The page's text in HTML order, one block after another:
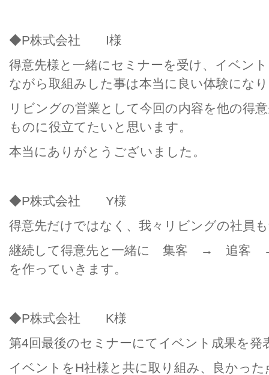
◆P株式会社 I様
得意先様と一緒にセミナーを受け、イベン
ながら取組みした事は本当に良い体験にな
リビングの営業として今回の内容を他の得
ものに役立てたいと思います。
本当にありがとうございました。
◆P株式会社 Y様
得意先だけではなく、我々リビングの社員
継続して得意先と一緒に 集客 → 追客
を作っていきます。
◆P株式会社 K様
第4回最後のセミナーにてイベント成果を発
イベントをH社様と共に取り組み、良かっ